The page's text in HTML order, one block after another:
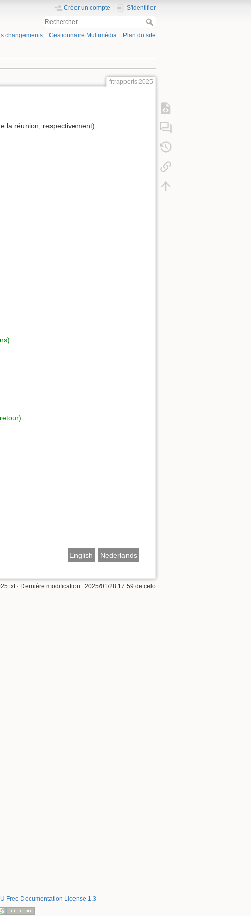
Créer un compte S'identifier
changements Gestionnaire Multimédia Plan du site
fr:rapports:2025
la réunion, respectivement)
English Nederlands
· Dernière modification : 2025/01/28 17:59 de celo
Free Documentation License 1.3